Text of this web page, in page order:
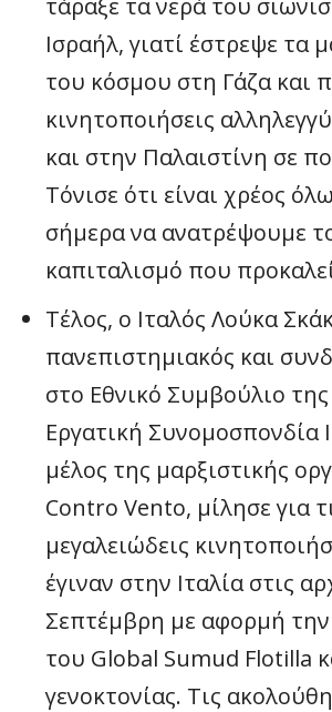
τάραξε τα νερά του
Ισραήλ, γιατί έστρεψε τα
του κόσμου στη Γάζα και
κινητοποιήσεις
και στην Παλαιστίνη σε
Τόνισε ότι είναι χρέος
σήμερα να ανατρέψουμε
καπιταλισμό που
Τέλος, ο Ιταλός Λούκα
πανεπιστημιακός και
στο Εθνικό Συμβούλιο της
Εργατική Συνομοσπονδία
μέλος της μαρξιστικής
Contro Vento, μίλησε για
μεγαλειώδεις
έγιναν στην Ιταλία στις
Σεπτέμβρη με αφορμή
του Global Sumud Flotilla
γενοκτονίας. Τις